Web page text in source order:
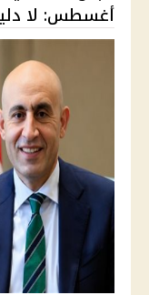
أغسطس: لا